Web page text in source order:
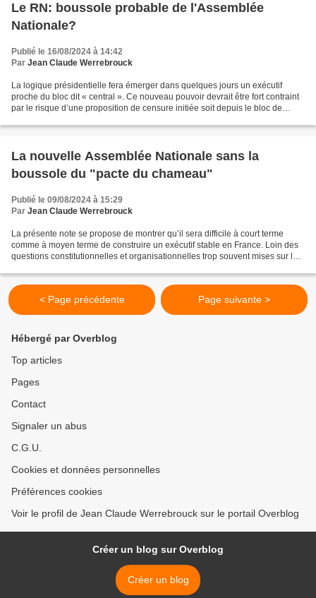
Le RN: boussole probable de l'Assemblée
Nationale?
Publié le 16/08/2024 à 14:42
Par Jean Claude Werrebrouck
La logique présidentielle fera émerger dans quelques jours un exécutif
proche du bloc dit « central ». Ce nouveau pouvoir devrait être fort contraint
par le risque d’une proposition de censure initiée soit depuis le bloc de
La nouvelle Assemblée Nationale sans la
boussole du "pacte du chameau"
Publié le 09/08/2024 à 15:29
Par Jean Claude Werrebrouck
La présente note se propose de montrer qu’il sera difficile à court terme
comme à moyen terme de construire un exécutif stable en France. Loin des
questions constitutionnelles et organisationnelles trop souvent mises sur le
< Page précédente Page suivante >
Hébergé par Overblog
Top articles
Pages
Contact
Signaler un abus
C.G.U.
Cookies et données personnelles
Préférences cookies
Voir le profil de Jean Claude Werrebrouck sur le portail Overblog
Créer un blog sur Overblog
Créer un blog